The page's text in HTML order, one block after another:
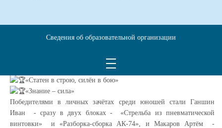
19 мая завершилсяРегиональный этап всероссийской военно-
спортивной игры «Победа». Наши ребята заняли Первое место в
«Статен в строю, силён в бою»
«Знание – сила»
Победителями в личных зачётах среди юношей стали Ганшин
Иван
- сразу в двух блоках -
«Стрельба из пневматической
винтовки»
и «Разборка-сборка АК-74», и Макаров Артём
-
Сведения об образовательной организации